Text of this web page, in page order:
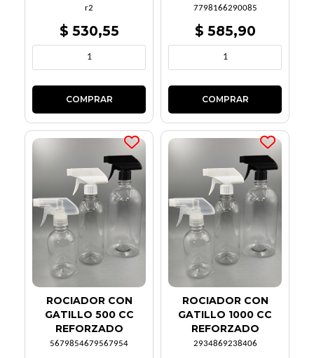
r2
$ 530,55
7798166290085
$ 585,90
ROCIADOR CON
GATILLO 500 CC
REFORZADO
5679854679567954
ROCIADOR CON
GATILLO 1000 CC
REFORZADO
2934869238406